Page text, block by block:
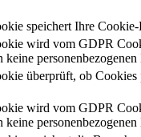
speichert Ihre
wird vom GDPR
keine personenbezogenen
überprüft, ob
wird vom GDPR
keine personenbezogenen